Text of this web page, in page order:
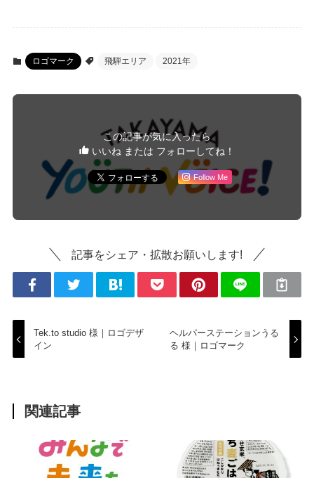
ロゴマーク 飛騨エリア 2021年
この記事が気に入ったら
いいね または フォローしてね！
Follow Me
記事をシェア・拡散お願いします!
Tek.to studio 様｜ロゴデザ
イン
ヘルパーステーションうる
る 様｜ロゴマーク
関連記事